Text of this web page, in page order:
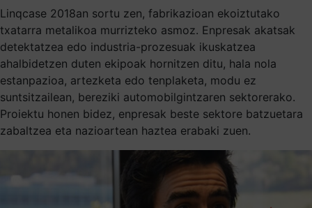
Linqcase 2018an sortu zen, fabrikazioan ekoiztutako
txatarra metalikoa murrizteko asmoz. Enpresak akatsak
detektatzea edo industria-prozesuak ikuskatzea
ahalbidetzen duten ekipoak hornitzen ditu, hala nola
estanpazioa, artezketa edo tenplaketa, modu ez
suntsitzailean, bereziki automobilgintzaren sektorerako.
Proiektu honen bidez, enpresak beste sektore batzuetara
zabaltzea eta nazioartean haztea erabaki zuen.